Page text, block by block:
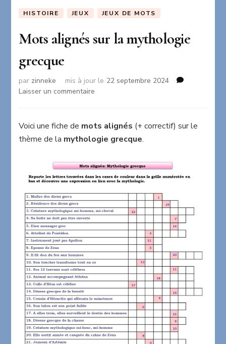
HISTOIRE JEUX JEUX DE MOTS
Mots alignés sur la mythologie
grecque
par zinneke mis à jour le 22 septembre 2024
Laisser un commentaire
sur
mythologie
Voici une fiche de mots alignés (+ correctif) sur le
thème de la mythologie grecque.